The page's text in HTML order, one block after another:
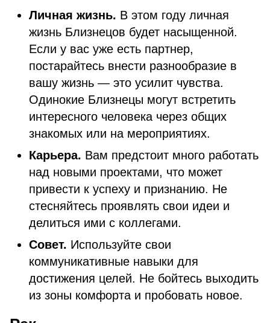
Личная жизнь. В этом году личная
жизнь Близнецов будет насыщенной.
Если у вас уже есть партнер,
постарайтесь внести разнообразие в
вашу жизнь — это усилит чувства.
Одинокие Близнецы могут встретить
интересного человека через общих
знакомых или на мероприятиях.
Карьера. Вам предстоит много работать
над новыми проектами, что может
привести к успеху и признанию. Не
стесняйтесь проявлять свои идеи и
делиться ими с коллегами.
Совет. Используйте свои
коммуникативные навыки для
достижения целей. Не бойтесь выходить
из зоны комфорта и пробовать новое.